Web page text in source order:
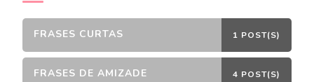
FRASES CURTAS 1 POST(S)
FRASES DE AMIZADE 4 POST(S)